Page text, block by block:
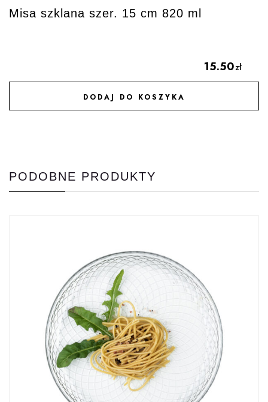
Misa szklana szer. 15 cm 820 ml
15.50zł
DODAJ DO KOSZYKA
DODAJ DO ULUBIONYCH
PODOBNE PRODUKTY